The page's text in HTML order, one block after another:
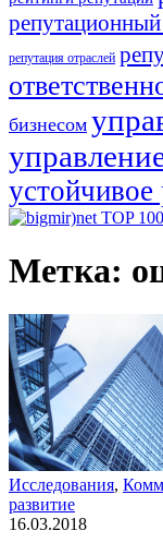
репутация отраслей
бизнесом
устойчивое
Метка:
Исследования,
развитие
16.03.2018